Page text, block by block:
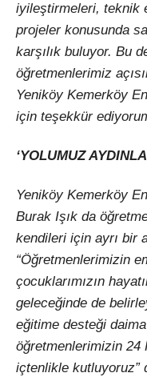
iyileştirmeleri, teknik
projeler konusunda
karşılık buluyor. Bu
öğretmenlerimiz
Yeniköy Kemerköy
için teşekkür
‘YOLUMUZ
Yeniköy Kemerköy
Burak Işık da
kendileri için ayrı bir
“Öğretmenlerimizin
çocuklarımızın
geleceğinde de
eğitime desteği
öğretmenlerimizin 24
içtenlikle kutluyoruz”